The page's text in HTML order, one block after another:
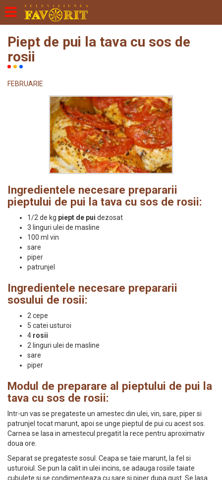
Piept de pui la tava cu sos de
rosii
FEBRUARIE
Ingredientele necesare prepararii
pieptului de pui la tava cu sos de rosii:
1/2 de kg piept de pui dezosat
3 linguri ulei de masline
100 ml vin
sare
piper
patrunjel
Ingredientele necesare prepararii
sosului de rosii:
2 cepe
5 catei usturoi
4 rosii
2 linguri ulei de masline
sare
piper
Modul de preparare al pieptului de pui la
tava cu sos de rosii:
Intr-un vas se pregateste un amestec din ulei, vin, sare, piper si
patrunjel tocat marunt, apoi se unge pieptul de pui cu acest sos.
Carnea se lasa in amestecul pregatit la rece pentru aproximativ
doua ore.
Separat se pregateste sosul. Ceapa se taie marunt, la fel si
usturoiul. Se pun la calit in ulei incins, se adauga rosiile taiate
cubulete si se condimenteaza cu sare si piper dupa gust. Se lasa